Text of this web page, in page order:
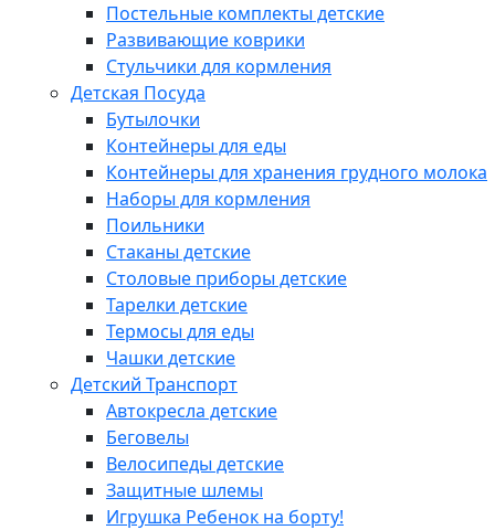
Постельные комплекты детские
Развивающие коврики
Стульчики для кормления
Детская Посуда
Бутылочки
Контейнеры для еды
Контейнеры для хранения грудного молока
Наборы для кормления
Поильники
Стаканы детские
Столовые приборы детские
Тарелки детские
Термосы для еды
Чашки детские
Детский Транспорт
Автокресла детские
Беговелы
Велосипеды детские
Защитные шлемы
Игрушка Ребенок на борту!